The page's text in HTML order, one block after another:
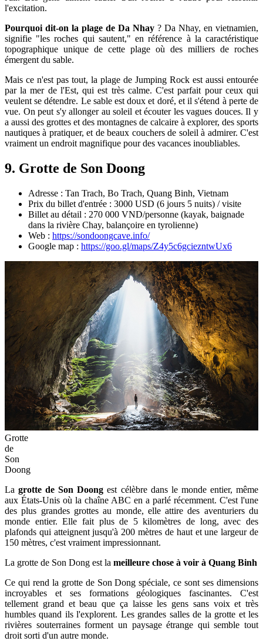
l'excitation.
Pourquoi dit-on la plage de Da Nhay ? Da Nhay, en vietnamien,
signifie "les roches qui sautent," en référence à la caractéristique
topographique unique de cette plage où des milliers de roches
émergent du sable.
Mais ce n'est pas tout, la plage de Jumping Rock est aussi entourée
par la mer de l'Est, qui est très calme. C'est parfait pour ceux qui
veulent se détendre. Le sable est doux et doré, et il s'étend à perte de
vue. On peut s'y allonger au soleil et écouter les vagues douces. Il y
a aussi des grottes et des montagnes de calcaire à explorer, des sports
nautiques à pratiquer, et de beaux couchers de soleil à admirer. C'est
vraiment un endroit magnifique pour des vacances inoubliables.
9. Grotte de Son Doong
Adresse : Tan Trach, Bo Trach, Quang Binh, Vietnam
Prix ​​du billet d'entrée : 3000 USD (6 jours 5 nuits) / visite
Billet au détail : 270 000 VND/personne (kayak, baignade
dans la rivière Chay, balançoire en tyrolienne)
Web : https://sondoongcave.info/
Google map : https://goo.gl/maps/Z4y5c6gciezntwUx6
Grotte
de
Son
Doong
Lagrotte de Son Doong est célèbre dans le monde entier, même
aux États-Unis où la chaîne ABC en a parlé récemment. C'est l'une
des plus grandes grottes au monde, elle attire des aventuriers du
monde entier. Elle fait plus de 5 kilomètres de long, avec des
plafonds qui atteignent jusqu'à 200 mètres de haut et une largeur de
150 mètres, c'est vraiment impressionnant.
La grotte de Son Dong est la meilleure chose à voir à Quang Binh
Ce qui rend la grotte de Son Dong spéciale, ce sont ses dimensions
incroyables et ses formations géologiques fascinantes. C'est
tellement grand et beau que ça laisse les gens sans voix et très
humbles quand ils l'explorent. Les grandes salles de la grotte et les
rivières souterraines forment un paysage étrange qui semble tout
droit sorti d'un autre monde.